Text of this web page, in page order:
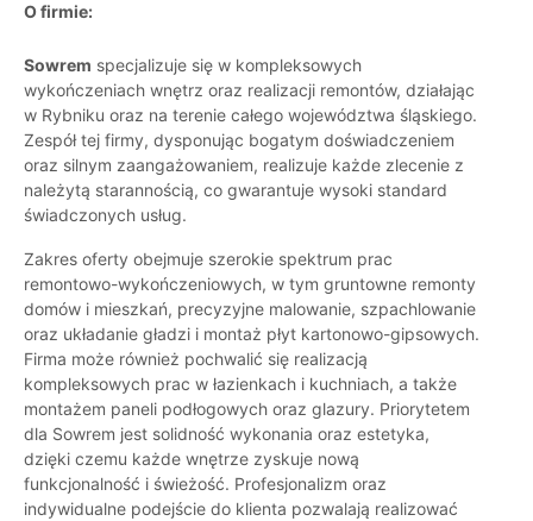
O firmie:
Sowrem specjalizuje się w kompleksowych
wykończeniach wnętrz oraz realizacji remontów, działając
w Rybniku oraz na terenie całego województwa śląskiego.
Zespół tej firmy, dysponując bogatym doświadczeniem
oraz silnym zaangażowaniem, realizuje każde zlecenie z
należytą starannością, co gwarantuje wysoki standard
świadczonych usług.
Zakres oferty obejmuje szerokie spektrum prac
remontowo-wykończeniowych, w tym gruntowne remonty
domów i mieszkań, precyzyjne malowanie, szpachlowanie
oraz układanie gładzi i montaż płyt kartonowo-gipsowych.
Firma może również pochwalić się realizacją
kompleksowych prac w łazienkach i kuchniach, a także
montażem paneli podłogowych oraz glazury. Priorytetem
dla Sowrem jest solidność wykonania oraz estetyka,
dzięki czemu każde wnętrze zyskuje nową
funkcjonalność i świeżość. Profesjonalizm oraz
indywidualne podejście do klienta pozwalają realizować